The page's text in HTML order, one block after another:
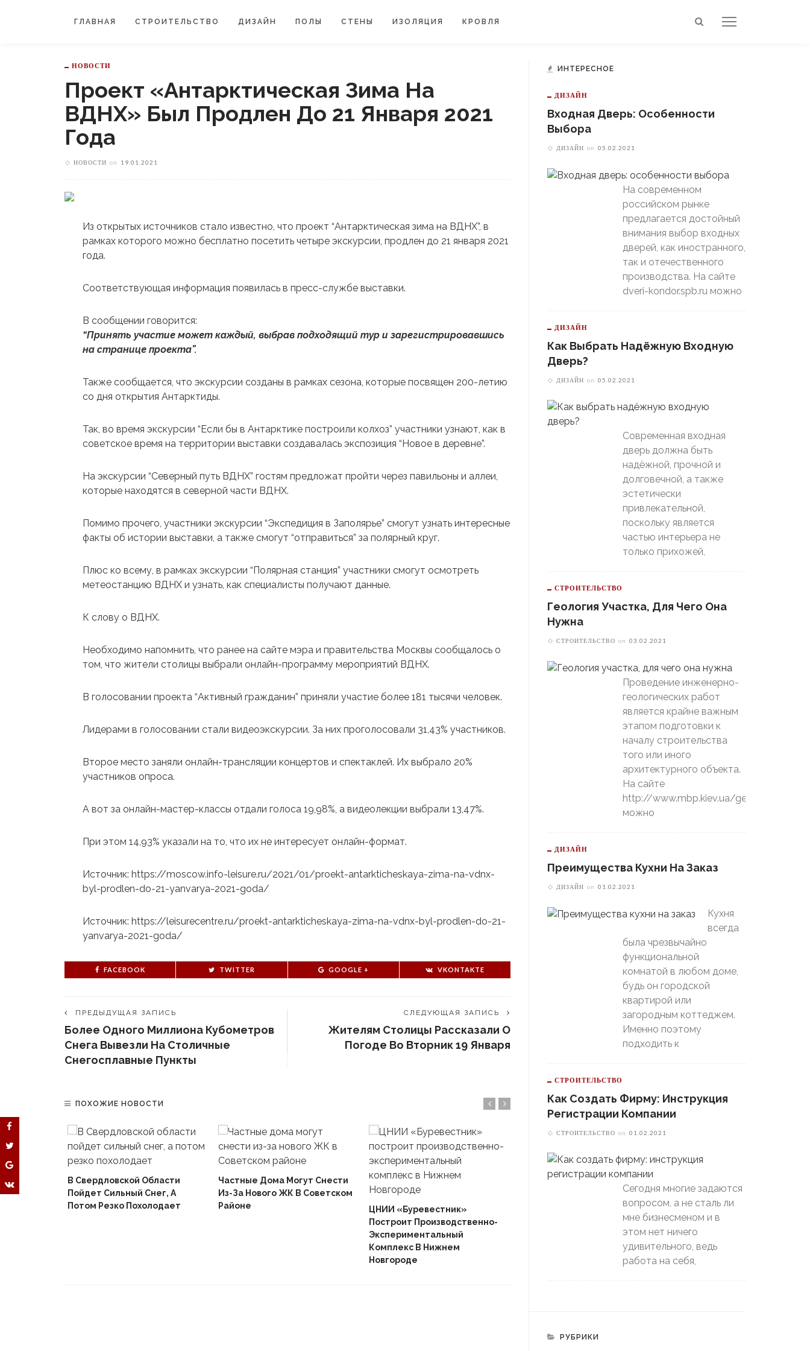
ГЛАВНАЯ СТРОИТЕЛЬСТВО ДИЗАЙН ПОЛЫ СТЕНЫ ИЗОЛЯЦИЯ КРОВЛЯ
НОВОСТИ
Проект «Антарктическая Зима На
ВДНХ» Был Продлен До 21 Января 2021
Года
НОВОСТИ on 19.01.2021
Из открытых источников стало известно, что проект “Антарктическая зима на ВДНХ”, в
рамках которого можно бесплатно посетить четыре экскурсии, продлен до 21 января 2021
года.
Соответствующая информация появилась в пресс-службе выставки.
В сообщении говорится:
“Принять участие может каждый, выбрав подходящий тур и зарегистрировавшись
на странице проекта”.
Также сообщается, что экскурсии созданы в рамках сезона, которые посвящен 200-летию
со дня открытия Антарктиды.
Так, во время экскурсии “Если бы в Антарктике построили колхоз” участники узнают, как в
советское время на территории выставки создавалась экспозиция “Новое в деревне”.
На экскурсии “Северный путь ВДНХ” гостям предложат пройти через павильоны и аллеи,
которые находятся в северной части ВДНХ.
Помимо прочего, участники экскурсии “Экспедиция в Заполярье” смогут узнать интересные
факты об истории выставки, а также смогут “отправиться” за полярный круг.
Плюс ко всему, в рамках экскурсии “Полярная станция” участники смогут осмотреть
метеостанцию ВДНХ и узнать, как специалисты получают данные.
К слову о ВДНХ.
Необходимо напомнить, что ранее на сайте мэра и правительства Москвы сообщалось о
том, что жители столицы выбрали онлайн-программу мероприятий ВДНХ.
В голосовании проекта “Активный гражданин” приняли участие более 181 тысячи человек.
Лидерами в голосовании стали видеоэкскурсии. За них проголосовали 31,43% участников.
Второе место заняли онлайн-трансляции концертов и спектаклей. Их выбрало 20%
участников опроса.
А вот за онлайн-мастер-классы отдали голоса 19,98%, а видеолекции выбрали 13,47%.
При этом 14,93% указали на то, что их не интересует онлайн-формат.
Источник: https://moscow.info-leisure.ru/2021/01/proekt-antarkticheskaya-zima-na-vdnx-
byl-prodlen-do-21-yanvarya-2021-goda/
Источник: https://leisurecentre.ru/proekt-antarkticheskaya-zima-na-vdnx-byl-prodlen-do-21-
yanvarya-2021-goda/
FACEBOOK TWITTER GOOGLE + VKONTAKTE
ПРЕДЫДУЩАЯ ЗАПИСЬ
Более Одного Миллиона Кубометров
Снега Вывезли На Столичные
Снегосплавные Пункты
СЛЕДУЮЩАЯ ЗАПИСЬ
Жителям Столицы Рассказали О
Погоде Во Вторник 19 Января
ПОХОЖИЕ НОВОСТИ
В Свердловской Области
Пойдет Сильный Снег, А
Потом Резко Похолодает
Частные Дома Могут Снести
Из-За Нового ЖК В Советском
Районе
ЦНИИ «Буревестник»
Построит Производственно-
Экспериментальный
Комплекс В Нижнем
Новгороде
«Автомобилист» Вышел В
Плей-Офф, Даже Не Доиграв
Пойдет Сильный Снег, А
Потом Резко Похолодает
ИНТЕРЕСНОЕ
ДИЗАЙН
Входная Дверь: Особенности
Выбора
ДИЗАЙН on 05.02.2021
На современном
российском рынке
предлагается достойный
внимания выбор входных
дверей, как иностранного,
так и отечественного
производства. На сайте
dveri-kondor.spb.ru можно
ДИЗАЙН
Как Выбрать Надёжную Входную
Дверь?
ДИЗАЙН on 05.02.2021
Современная входная
дверь должна быть
надёжной, прочной и
долговечной, а также
эстетически
привлекательной,
поскольку является
частью интерьера не
только прихожей,
СТРОИТЕЛЬСТВО
Геология Участка, Для Чего Она
Нужна
СТРОИТЕЛЬСТВО on 03.02.2021
Проведение инженерно-
геологических работ
является крайне важным
этапом подготовки к
началу строительства
того или иного
архитектурного объекта.
На сайте
http://www.mbp.kiev.ua/geology
можно
ДИЗАЙН
Преимущества Кухни На Заказ
ДИЗАЙН on 01.02.2021
Кухня
всегда
была чрезвычайно
функциональной
комнатой в любом доме,
будь он городской
квартирой или
загородным коттеджем.
Именно поэтому
подходить к
СТРОИТЕЛЬСТВО
Как Создать Фирму: Инструкция
Регистрации Компании
СТРОИТЕЛЬСТВО on 01.02.2021
Сегодня многие задаются
вопросом, а не сталь ли
мне бизнесменом и в
этом нет ничего
удивительного, ведь
работа на себя,
РУБРИКИ